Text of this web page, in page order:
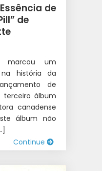
de
de
um
história da
de
terceiro álbum
canadense
álbum não
Continue